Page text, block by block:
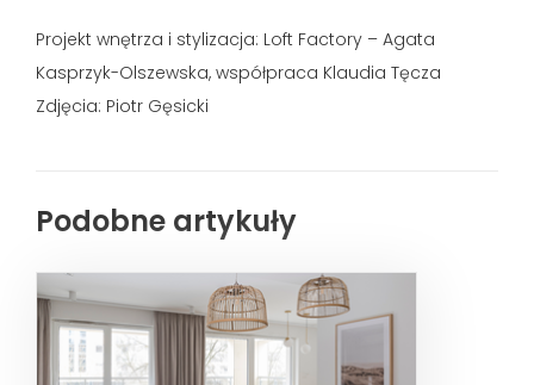
Projekt wnętrza i stylizacja: Loft Factory – Agata
Kasprzyk-Olszewska, współpraca Klaudia Tęcza
Zdjęcia: Piotr Gęsicki
Podobne artykuły